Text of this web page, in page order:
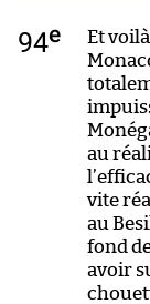
94e
Et
au
vite
au
fond
avoir